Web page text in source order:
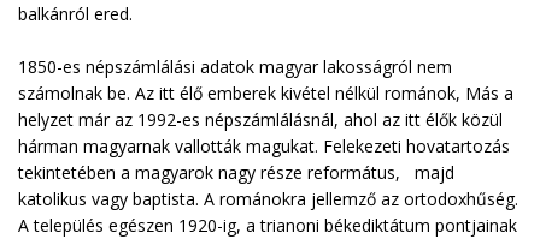
balkánról ered.
1850-es népszámlálási adatok magyar lakosságról nem
számolnak be. Az itt élő emberek kivétel nélkül románok, Más a
helyzet már az 1992-es népszámlálásnál, ahol az itt élők közül
hárman magyarnak vallották magukat. Felekezeti hovatartozás
tekintetében a magyarok nagy része református, majd
katolikus vagy baptista. A románokra jellemző az ortodoxhűség.
A település egészen 1920-ig, a trianoni békediktátum pontjainak